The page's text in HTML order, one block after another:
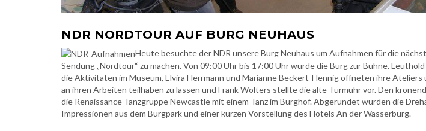
NDR NORDTOUR AUF BURG NEUHAUS
Heute besuchte der NDR unsere Burg Neuhaus um Aufnahmen für die
Sendung „Nordtour“ zu machen. Von 09:00 Uhr bis 17:00 Uhr wurde die Burg zur Bühne.
die Aktivitäten im Museum, Elvira Herrmann und Marianne Beckert-Hennig öffneten ihre Ateliers
an ihren Arbeiten teilhaben zu lassen und Frank Wolters stellte die alte Turmuhr vor. Den
die Renaissance Tanzgruppe Newcastle mit einem Tanz im Burghof. Abgerundet wurden die
Impressionen aus dem Burgpark und einer kurzen Vorstellung des Hotels An der Wasserburg.